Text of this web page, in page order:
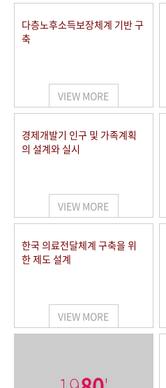
VR 역사관
다층노후소득보장체계 기반 구
축
VIEW MORE
경제개발기 인구 및 가족계획
의 설계와 실시
VIEW MORE
한국 의료전달체계 구축을 위
한 제도 설계
VIEW MORE